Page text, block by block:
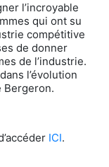
l’incroyable
qui ont su
compétitive
de donner
de l’industrie.
l’évolution
Bergeron.
ICI.